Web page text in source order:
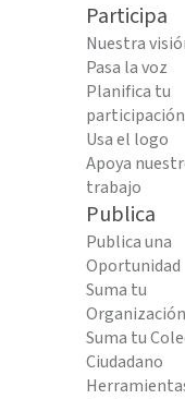
Participa
Nuestra
Pasa la voz
Planifica tu
participación
Usa el logo
Apoya
trabajo
Publica
Publica una
Oportunidad
Suma tu
Organización
Suma tu
Ciudadano